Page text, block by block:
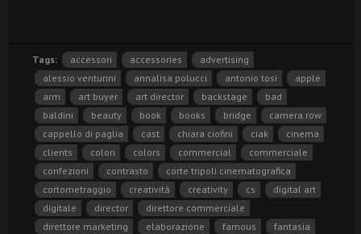
Tags: accessori accessories
advertising
alessio venturini
annalisa polucci antonio tosi
apple
arm
art buyer art director backstage
bad
baldini
beauty book books bridge
camera row
cappello di paglia
cast chiara ciofini ciak
cinema
clients
colori colors commercial
commerciale
confezioni
contrasto
corte tripoli cinematografica
cortometraggio
creatività creativity cs
digital art
digitale
director
direttore commerciale
direttore marketing
elaborazione famous
fantasia